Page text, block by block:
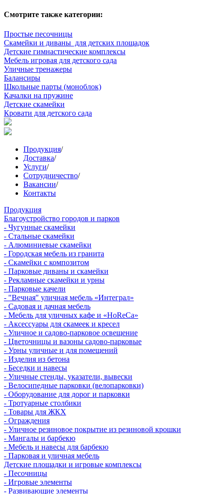
Смотрите также категории:
Простые песочницы
Скамейки и диваны для детских площадок
Детские гимнастические комплексы
Мебель игровая для детского сада
Уличные тренажеры
Балансиры
Школьные парты (моноблок)
Качалки на пружине
Детские скамейки
Кровати для детского сада
Продукция/
Доставка/
Услуги/
Сотрудничество/
Вакансии/
Контакты
Продукция
Благоустройство городов и парков
- Чугунные скамейки
- Стальные скамейки
- Алюминиевые скамейки
- Городская мебель из гранита
- Скамейки с композитом
- Парковые диваны и скамейки
- Рекламные скамейки и урны
- Парковые качели
- "Вечная" уличная мебель «Интеграл»
- Садовая и дачная мебель
- Мебель для уличных кафе и «HoReCa»
- Аксессуары для скамеек и кресел
- Уличное и садово-парковое освещение
- Цветочницы и вазоны садово-парковые
- Урны уличные и для помещений
- Изделия из бетона
- Беседки и навесы
- Уличные стенды, указатели, вывески
- Велосипедные парковки (велопарковки)
- Оборудование для дорог и парковки
- Тротуарные столбики
- Товары для ЖКХ
- Ограждения
- Уличное резиновое покрытие из резиновой крошки
- Мангалы и барбекю
- Мебель и навесы для барбекю
- Парковая и уличная мебель
Детские площадки и игровые комплексы
- Песочницы
- Игровые элементы
- Развивающие элементы